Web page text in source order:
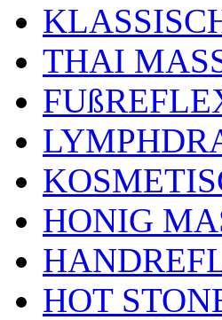
THAI
HONIG
HOT